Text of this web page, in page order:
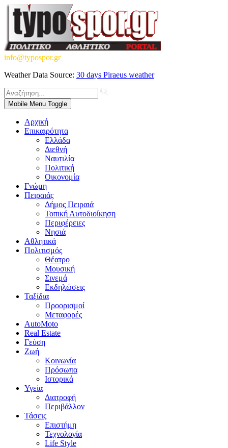
info@typospor.gr
Weather Data Source: 30 days Piraeus weather
Mobile Menu Toggle
Αρχική
Επικαιρότητα
Ελλάδα
Διεθνή
Ναυτιλία
Πολιτική
Οικονομία
Γνώμη
Πειραιάς
Δήμος Πειραιά
Τοπική Αυτοδιοίκηση
Περιφέρειες
Νησιά
Αθλητικά
Πολιτισμός
Θέατρο
Μουσική
Σινεμά
Εκδηλώσεις
Ταξίδια
Προορισμοί
Μεταφορές
AutoMoto
Real Estate
Γεύση
Ζωή
Κοινωνία
Πρόσωπα
Ιστορικά
Υγεία
Διατροφή
Περιβάλλον
Τάσεις
Επιστήμη
Τεχνολογία
Life Style